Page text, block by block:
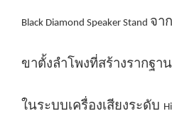
Black Diamond Speaker Stand จาก
ขาตั้งลำโพงที่สร้างรากฐา
ในระบบเครื่องเสียงระดับ